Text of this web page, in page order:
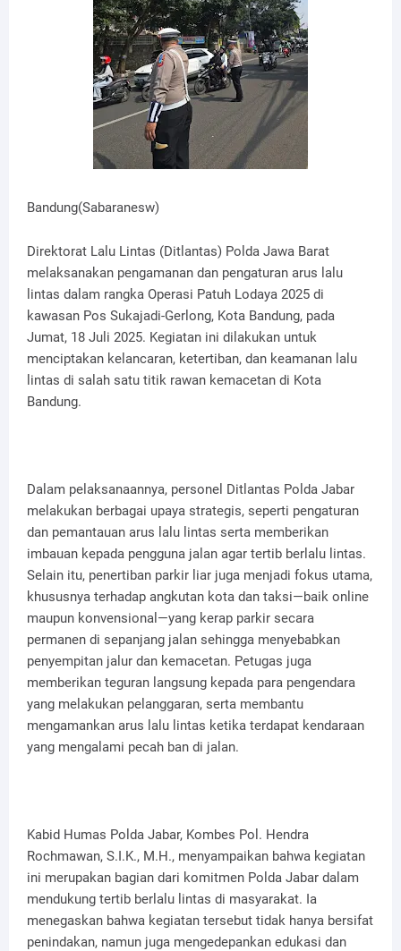
Bandung(Sabaranesw)
Direktorat Lalu Lintas (Ditlantas) Polda Jawa Barat
melaksanakan pengamanan dan pengaturan arus lalu
lintas dalam rangka Operasi Patuh Lodaya 2025 di
kawasan Pos Sukajadi-Gerlong, Kota Bandung, pada
Jumat, 18 Juli 2025. Kegiatan ini dilakukan untuk
menciptakan kelancaran, ketertiban, dan keamanan lalu
lintas di salah satu titik rawan kemacetan di Kota
Bandung.
Dalam pelaksanaannya, personel Ditlantas Polda Jabar
melakukan berbagai upaya strategis, seperti pengaturan
dan pemantauan arus lalu lintas serta memberikan
imbauan kepada pengguna jalan agar tertib berlalu lintas.
Selain itu, penertiban parkir liar juga menjadi fokus utama,
khususnya terhadap angkutan kota dan taksi—baik online
maupun konvensional—yang kerap parkir secara
permanen di sepanjang jalan sehingga menyebabkan
penyempitan jalur dan kemacetan. Petugas juga
memberikan teguran langsung kepada para pengendara
yang melakukan pelanggaran, serta membantu
mengamankan arus lalu lintas ketika terdapat kendaraan
yang mengalami pecah ban di jalan.
Kabid Humas Polda Jabar, Kombes Pol. Hendra
Rochmawan, S.I.K., M.H., menyampaikan bahwa kegiatan
ini merupakan bagian dari komitmen Polda Jabar dalam
mendukung tertib berlalu lintas di masyarakat. Ia
menegaskan bahwa kegiatan tersebut tidak hanya bersifat
penindakan, namun juga mengedepankan edukasi dan